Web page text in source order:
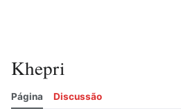
Khepri
Página Discussão